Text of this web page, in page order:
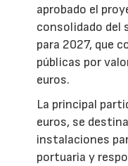
aprobado el
consolidado del
para 2027, que
públicas por
euros.
La principal
euros, se
instalaciones
portuaria y